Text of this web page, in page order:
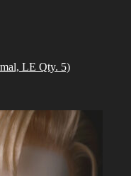
LE Qty. 5)